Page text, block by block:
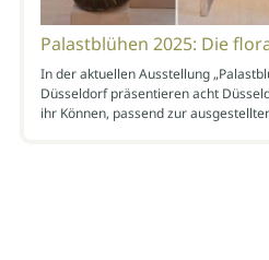
Palastblühen 2025: Die
In der aktuellen Ausstellung
Düsseldorf präsentieren acht
ihr Können, passend zur